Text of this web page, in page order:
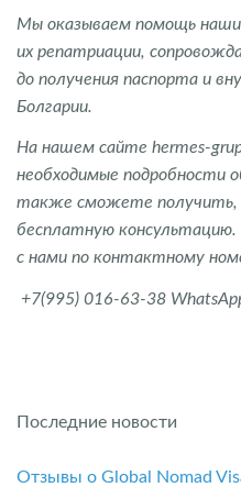
Мы оказываем помощь
их репатриации,
до получения паспорта и
Болгарии.
На нашем сайте hermes-
необходимые подробности
также сможете получить,
бесплатную
с нами по контактному
+7(995) 016-63-38
Последние новости
Отзывы о Global Nomad